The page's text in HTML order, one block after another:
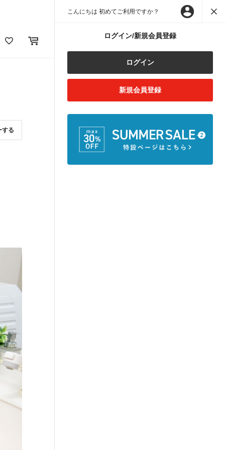
する
こんにちは 初めてご利用ですか？
ログイン/新規会員登録
ログイン
新規会員登録